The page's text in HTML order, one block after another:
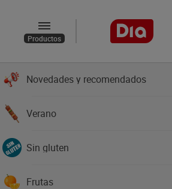
Productos
Novedades y recomendados
Verano
Sin gluten
Frutas